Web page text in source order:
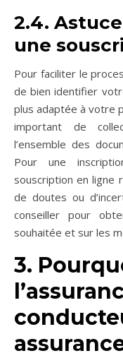
2.4.
une
Pour faciliter le
de bien identifier
plus adaptée à votre
important de
l’ensemble des
Pour une
souscription en ligne
de doutes ou
conseiller pour
souhaitée et sur les
3.